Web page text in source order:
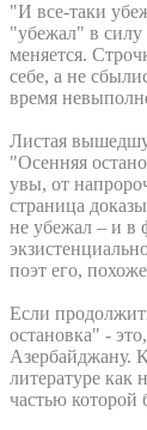
"И все-таки
"убежал" в силу
меняется.
себе, а не
время
Листая
"Осенняя
увы, от
страница
не убежал – и в
поэт его,
Если
остановка" -
Азербайджану.
литературе как
частью которой